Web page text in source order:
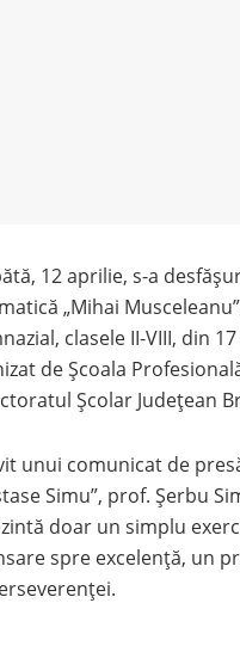
12 aprilie, s-a
„Mihai
clasele II-VIII, din
de Școala
Școlar Județean
unui comunicat de
Simu”, prof. Șerbu
doar un simplu
spre excelență, un